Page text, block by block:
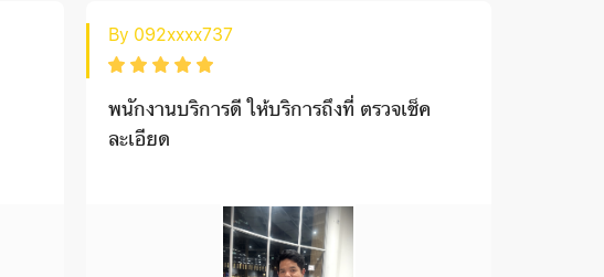
By 092xxxx737
พนักงานบริการดี ให้บริการถึงที่ ตรวจเช็ค
ละเอียด